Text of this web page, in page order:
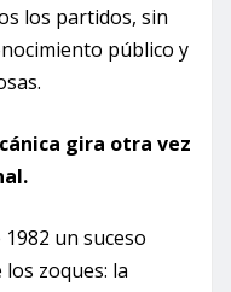
los partidos, sin
público y
gira otra vez
un suceso
zoques: la